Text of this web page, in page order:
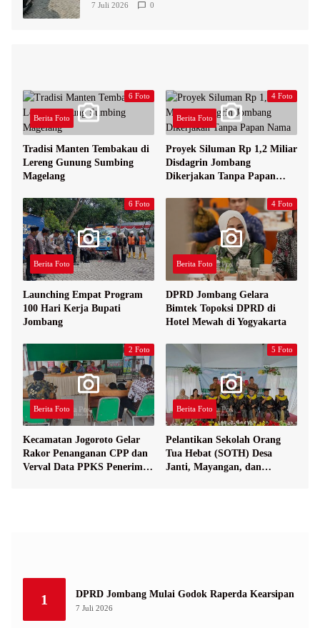
7 Juli 2026 0
6 Foto
Berita Foto
Tradisi Manten Tembakau di
Lereng Gunung Sumbing
Magelang
4 Foto
Berita Foto
Proyek Siluman Rp 1,2 Miliar
Disdagrin Jombang
Dikerjakan Tanpa Papan
6 Foto
Berita Foto
Launching Empat Program
100 Hari Kerja Bupati
Jombang
4 Foto
Berita Foto
DPRD Jombang Gelara
Bimtek Topoksi DPRD di
Hotel Mewah di Yogyakarta
2 Foto
Berita Foto
Kecamatan Jogoroto Gelar
Rakor Penanganan CPP dan
Verval Data PPKS Penerima
5 Foto
Berita Foto
Pelantikan Sekolah Orang
Tua Hebat (SOTH) Desa
Janti, Mayangan, dan
1 DPRD Jombang Mulai Godok Raperda Kearsipan
7 Juli 2026